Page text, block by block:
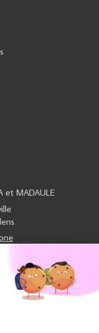
et MADAULE
à 18h30